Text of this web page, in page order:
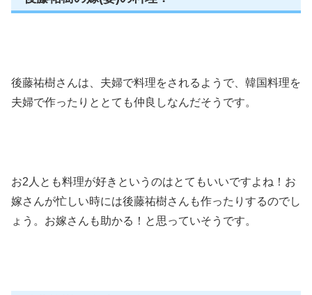
後藤祐樹さんは、夫婦で料理をされるようで、韓国料理を
夫婦で作ったりととても仲良しなんだそうです。
お2人とも料理が好きというのはとてもいいですよね！お
嫁さんが忙しい時には後藤祐樹さんも作ったりするのでし
ょう。お嫁さんも助かる！と思っていそうです。